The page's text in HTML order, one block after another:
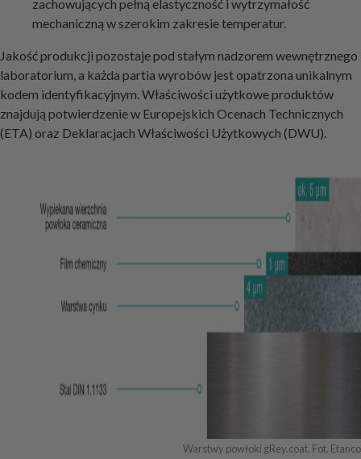
zachowujących pełną elastyczność i wytrzymałość
mechaniczną w szerokim zakresie temperatur.
Jakość produkcji pozostaje pod stałym nadzorem wewnętrznego
laboratorium, a każda partia wyrobów jest opatrzona unikalnym
kodem identyfikacyjnym. Właściwości użytkowe produktów
znajdują potwierdzenie w Europejskich Ocenach Technicznych
(ETA) oraz Deklaracjach Właściwości Użytkowych (DWU).
Warstwy powłoki gRey.coat. Fot. Etanco